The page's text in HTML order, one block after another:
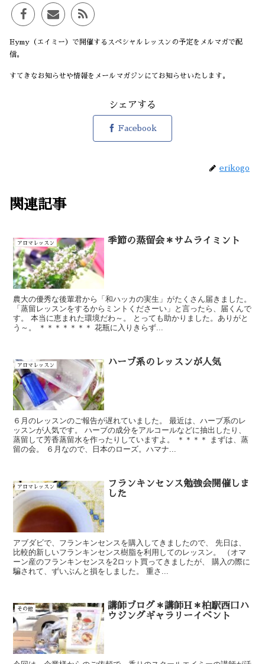
Eymy（エイミー）で開催するスペシャルレッスンの予定をメルマガで配
信。
すてきなお知らせや情報をメールマガジンにてお知らせいたします。
シェアする
Facebook
erikogo
関連記事
アロマレッスン 季節の蒸留会＊サムライミント
農大の優秀な後輩君から「和ハッカの実生」がたくさん届きました。
「蒸留レッスンをするからミントくださーい」と言ったら、届くんで
す。 本当に恵まれた環境だわ～。 とっても助かりました。ありがと
う～。 ＊＊＊＊＊＊＊ 花瓶に入りきらず...
アロマレッスン ハーブ系のレッスンが人気
６月のレッスンのご報告が遅れていました。 最近は、ハーブ系のレ
ッスンが人気です。 ハーブの成分をアルコールなどに抽出したり、
蒸留して芳香蒸留水を作ったりしていますよ。 ＊＊＊＊ まずは、蒸
留の会。 ６月なので、日本のローズ。ハマナ...
アロマレッスン
フランキンセンス勉強会開催しま
した
アブダビで、フランキンセンスを購入してきましたので、 先日は、
比較的新しいフランキンセンス樹脂を利用してのレッスン。 （オマ
ーン産のフランキンセンスを2ロット買ってきましたが、 購入の際に
騙されて、ずいぶんと損をしました。 重さ...
その他
講師ブログ＊講師H＊柏駅西口ハ
ウジングギャラリーイベント